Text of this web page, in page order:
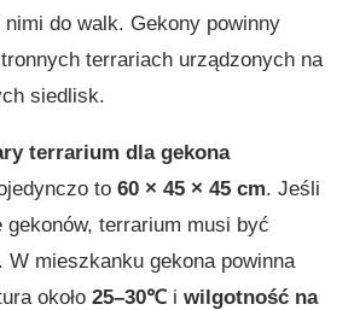
do walk. Gekony powinny
terrariach urządzonych na
siedlisk.
terrarium dla gekona
to 60 × 45 × 45 cm. Jeśli
gekonów, terrarium musi być
W mieszkanku gekona powinna
około 25–30℃i wilgotność na